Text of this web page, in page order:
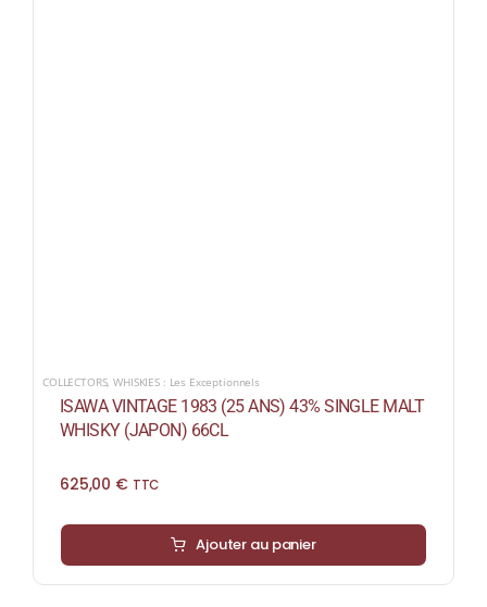
COLLECTORS,WHISKIES : Les Exceptionnels
ISAWA VINTAGE 1983 (25 ANS) 43% SINGLE MALT
WHISKY (JAPON) 66CL
625,00 € TTC
Ajouter au panier